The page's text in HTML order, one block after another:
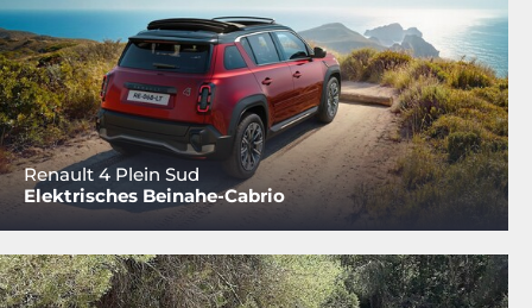
Renault 4 Plein Sud
Elektrisches Beinahe-Cabrio